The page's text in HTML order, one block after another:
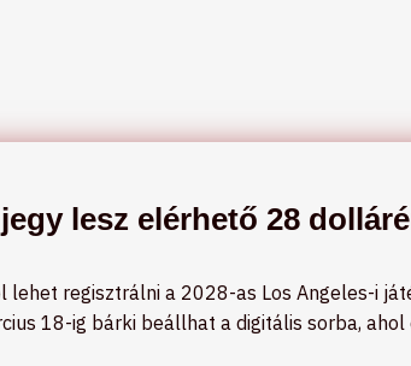
lesz elérhető 28
regisztrálni a 2028-as Los Angeles-i
18-ig bárki beállhat a digitális sorba, ahol